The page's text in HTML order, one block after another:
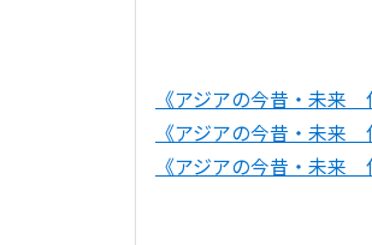
《アジアの今昔・未来
《アジアの今昔・未来
《アジアの今昔・未来